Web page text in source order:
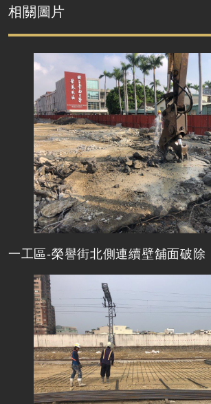
相關圖片
一工區-榮譽街北側連續壁舖面破除